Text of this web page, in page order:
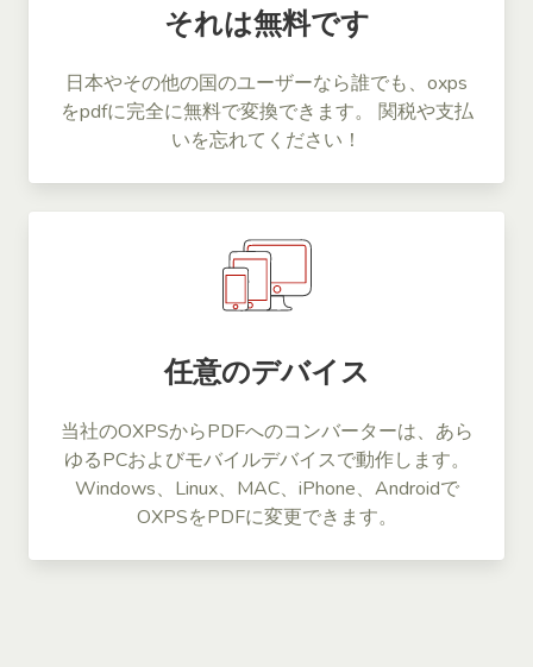
それは無料です
日本やその他の国のユーザーなら誰でも、oxps
をpdfに完全に無料で変換できます。 関税や支払
いを忘れてください！
任意のデバイス
当社のOXPSからPDFへのコンバーターは、あら
ゆるPCおよびモバイルデバイスで動作します。
Windows、Linux、MAC、iPhone、Androidで
OXPSをPDFに変更できます。